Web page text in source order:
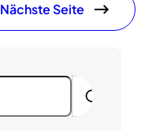
Nächste Seite